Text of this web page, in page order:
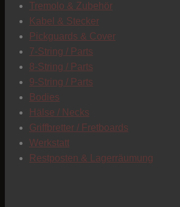
Tremolo & Zubehör
Kabel & Stecker
Pickguards & Cover
7-String / Parts
8-String / Parts
9-String / Parts
Bodies
Hälse / Necks
Griffbretter / Fretboards
Werkstatt
Restposten & Lagerräumung